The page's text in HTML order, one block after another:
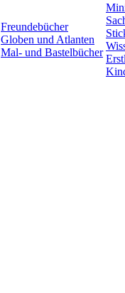
Freundebücher
Globen und Atlanten
Mal- und Bastelbücher